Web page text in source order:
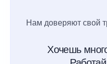
Нам доверяют свой
Хочешь